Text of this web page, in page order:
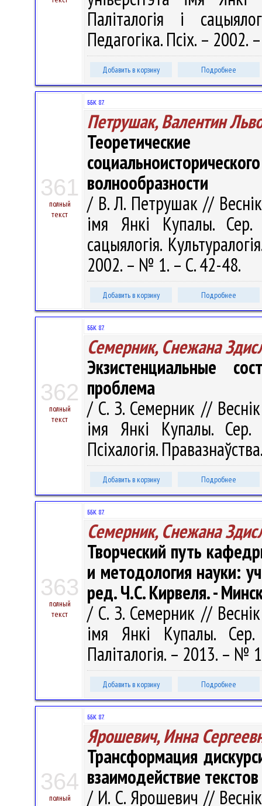
Паліталогія і
Педагогіка. Псіх. –
Добавить в корзину Подробнее
361
полный
текст
ББК 87.
Петрушак, Валентин
Теоретические
волнообразности
/ В. Л. Петрушак // Веснік
імя Янкі Купалы. Сер.
сацыялогія.
2002. – № 1. – С. 42-48.
Добавить в корзину Подробнее
362
полный
текст
ББК 87.
Семерник, Снежана
Экзистенциальные
проблема
/ С. З. Семерник // Веснік
імя Янкі Купалы. Сер.
Псіхалогія.
Добавить в корзину Подробнее
363
полный
текст
ББК 87.
Семерник, Снежана
Творческий путь
и методология науки:
ред. Ч.С. Кирвеля. -
/ С. З. Семерник // Веснік
імя Янкі Купалы. Сер.
Паліталогія. – 2013. – №
Добавить в корзину Подробнее
364
полный
ББК 87.
Ярошевич, Инна
Трансформация
взаимодействие текстов
/ И. С. Ярошевич // Веснік